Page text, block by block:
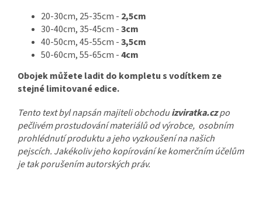
20-30cm, 25-35cm - 2,5cm
30-40cm, 35-45cm -3cm
40-50cm, 45-55cm -3,5cm
50-60cm, 55-65cm -4cm
Obojek můžete ladit do kompletu s vodítkem ze
stejné limitované edice.
Tento text byl napsán majiteli obchoduizviratka.czpo
pečlivém prostudování materiálů od výrobce, osobním
prohlédnutí produktu a jeho vyzkoušení na našich
pejscích. Jakékoliv jeho kopírování ke komerčním účelům
je tak porušením autorských práv.